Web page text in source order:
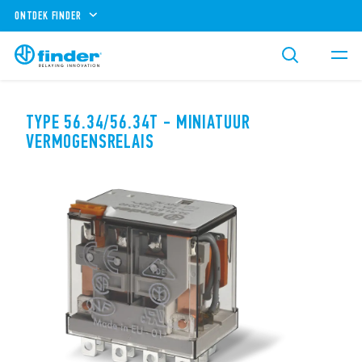
ONTDEK FINDER
TYPE 56.34/56.34T - MINIATUUR
VERMOGENSRELAIS